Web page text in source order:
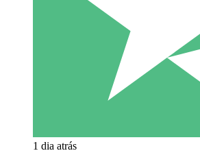
1 dia atrás